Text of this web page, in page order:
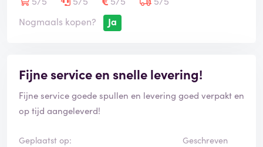
Nogmaals kopen?
Ja
Fijne service en snelle levering!
Fijne service goede spullen en levering goed verpakt en
op tijd aangeleverd!
Geplaatst op:
Geschreven